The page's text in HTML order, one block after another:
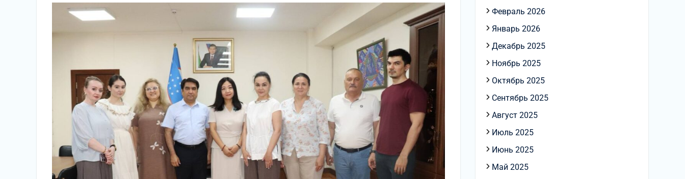
Февраль 2026
Январь 2026
Декабрь 2025
Ноябрь 2025
Октябрь 2025
Сентябрь 2025
Август 2025
Июль 2025
Июнь 2025
Май 2025